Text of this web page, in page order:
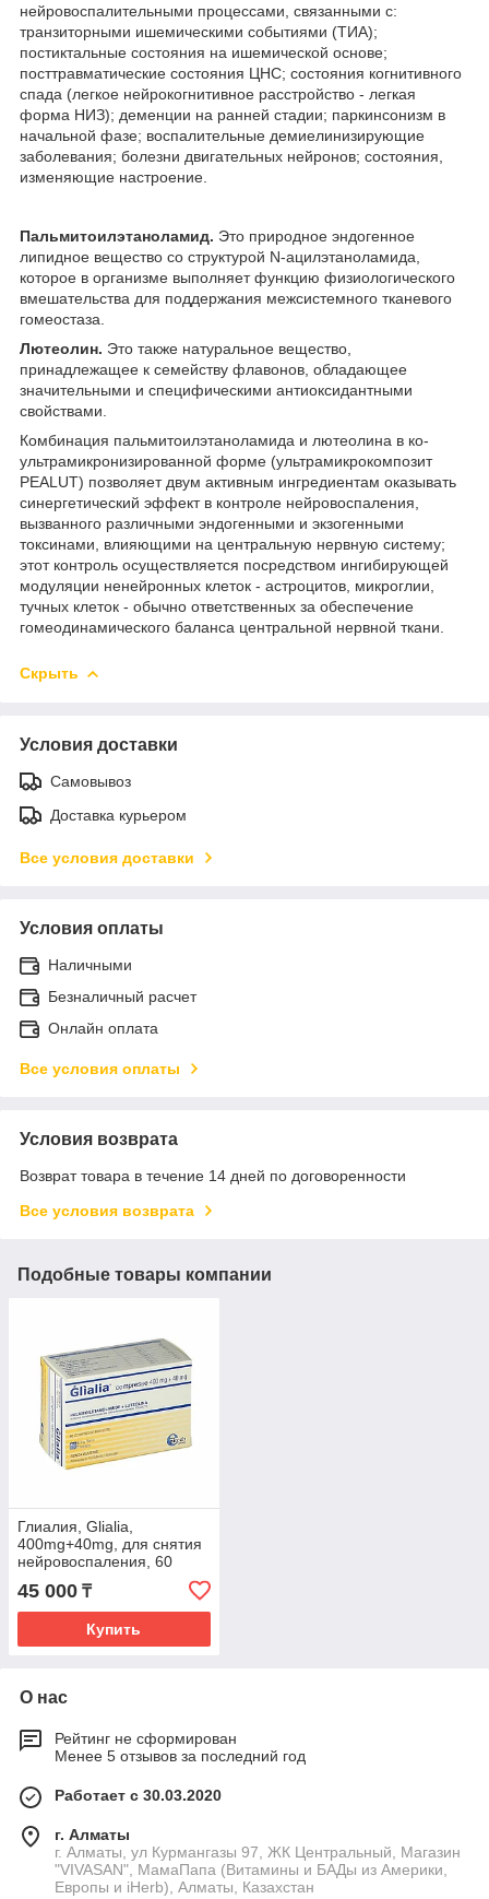
нейровоспалительными процессами, связанными с:
транзиторными ишемическими событиями (ТИА);
постиктальные состояния на ишемической основе;
посттравматические состояния ЦНС; состояния когнитивного
спада (легкое нейрокогнитивное расстройство - легкая
форма НИЗ); деменции на ранней стадии; паркинсонизм в
начальной фазе; воспалительные демиелинизирующие
заболевания; болезни двигательных нейронов; состояния,
изменяющие настроение.
Пальмитоилэтаноламид. Это природное эндогенное
липидное вещество со структурой N-ацилэтаноламида,
которое в организме выполняет функцию физиологического
вмешательства для поддержания межсистемного тканевого
гомеостаза.
Лютеолин. Это также натуральное вещество,
принадлежащее к семейству флавонов, обладающее
значительными и специфическими антиоксидантными
свойствами.
Комбинация пальмитоилэтаноламида и лютеолина в ко-
ультрамикронизированной форме (ультрамикрокомпозит
PEALUT) позволяет двум активным ингредиентам оказывать
синергетический эффект в контроле нейровоспаления,
вызванного различными эндогенными и экзогенными
токсинами, влияющими на центральную нервную систему;
этот контроль осуществляется посредством ингибирующей
модуляции ненейронных клеток - астроцитов, микроглии,
тучных клеток - обычно ответственных за обеспечение
гомеодинамического баланса центральной нервной ткани.
Скрыть
Условия доставки
Самовывоз
Доставка курьером
Все условия доставки
Условия оплаты
Наличными
Безналичный расчет
Онлайн оплата
Все условия оплаты
Условия возврата
Возврат товара в течение 14 дней по договоренности
Все условия возврата
Подобные товары компании
Глиалия, Glialia,
400mg+40mg, для снятия
нейровоспаления, 60
45 000 ₸
Купить
О нас
Рейтинг не сформирован
Менее 5 отзывов за последний год
Работает с 30.03.2020
г. Алматы
г. Алматы, ул Курмангазы 97, ЖК Центральный, Магазин
"VIVASAN", МамаПапа (Витамины и БАДы из Америки,
Европы и iHerb), Алматы, Казахстан